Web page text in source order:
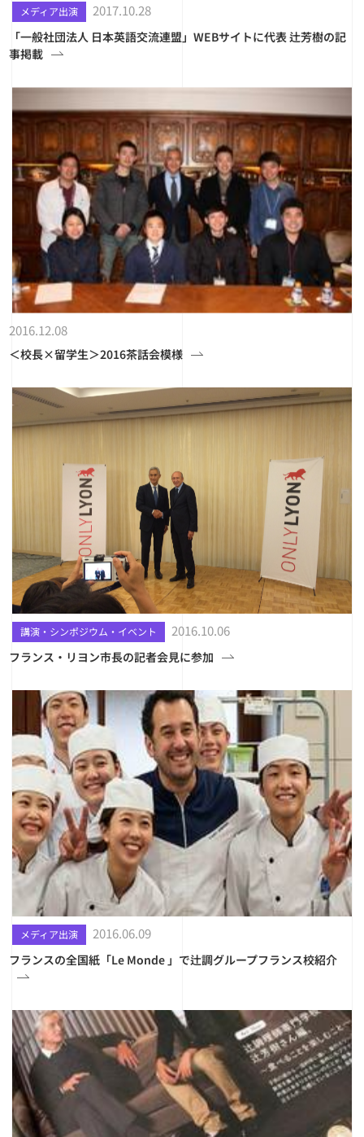
メディア出演 2017.10.28
「一般社団法人 日本英語交流連盟」WEBサイトに代表 辻芳樹の記
事掲載
2016.12.08
＜校長×留学生＞2016茶話会模様
講演・シンポジウム・イベント 2016.10.06
フランス・リヨン市長の記者会見に参加
メディア出演 2016.06.09
フランスの全国紙「Le Monde 」で辻調グループフランス校紹介